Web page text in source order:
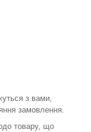
з вами,
замовлення.
товару, що